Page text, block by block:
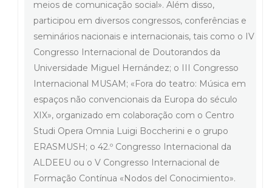
meios de comunicação social». Além disso,
participou em diversos congressos, conferências e
seminários nacionais e internacionais, tais como o IV
Congresso Internacional de Doutorandos da
Universidade Miguel Hernández; o III Congresso
Internacional MUSAM; «Fora do teatro: Música em
espaços não convencionais da Europa do século
XIX», organizado em colaboração com o Centro
Studi Opera Omnia Luigi Boccherini e o grupo
ERASMUSH; o 42.º Congresso Internacional da
ALDEEU ou o V Congresso Internacional de
Formação Contínua «Nodos del Conocimiento».